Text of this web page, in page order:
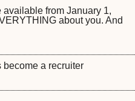
from January 1,
about you. And
become a recruiter